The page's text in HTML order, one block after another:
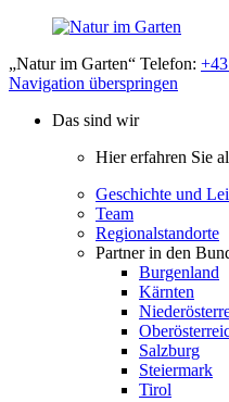
„Natur im Garten“ Telefon:
Navigation überspringen
Das sind wir
Hier erfahren Sie
Geschichte und
Team
Regionalstandorte
Partner in den
Burgenland
Kärnten
Salzburg
Steiermark
Tirol